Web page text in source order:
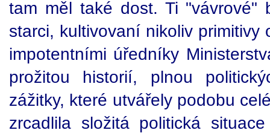
tam měl také dost. Ti "vávrové"
starci, kultivovaní nikoliv
impotentními úředníky
prožitou historií, plnou
zážitky, které utvářely podobu
zrcadlila složitá politická